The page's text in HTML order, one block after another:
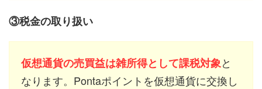
③税金の取り扱い
仮想通貨の売買益は雑所得として課税対象と
なります。Pontaポイントを仮想通貨に交換し